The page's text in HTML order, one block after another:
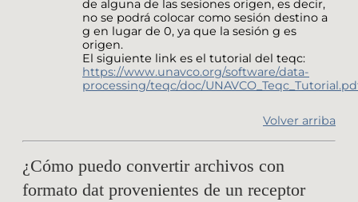
de alguna de las sesiones origen, es decir,
no se podrá colocar como sesión destino a
g en lugar de 0, ya que la sesión g es
origen.
El siguiente link es el tutorial del teqc:
https://www.unavco.org/software/data-
processing/teqc/doc/
Volver arriba
¿Cómo puedo convertir archivos con
formato dat provenientes de un receptor